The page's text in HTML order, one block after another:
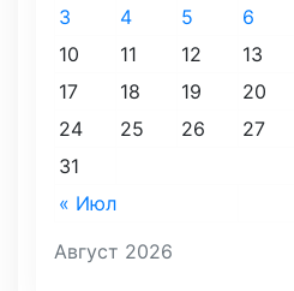
Август 2026
« Июл
3
4 5 6
10
11 12 13
17
18 19 20
24
25 26 27
31